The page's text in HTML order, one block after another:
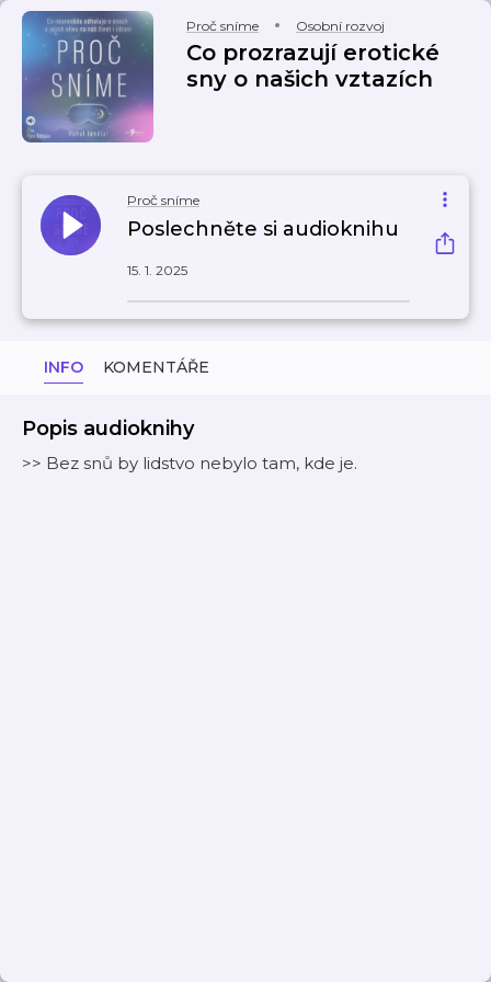
Proč sníme Osobní rozvoj
Co prozrazují erotické
sny o našich vztazích
Proč sníme
Poslechněte si audioknihu
15. 1. 2025
INFO KOMENTÁŘE
Popis audioknihy
>> Bez snů by lidstvo nebylo tam, kde je.